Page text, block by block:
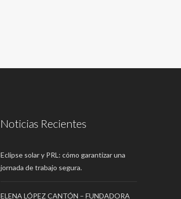
Noticias Recientes
Eclipse solar y PRL: cómo garantizar una
jornada de trabajo segura.
ELENA LÓPEZ CANTÓN – FUNDADORA